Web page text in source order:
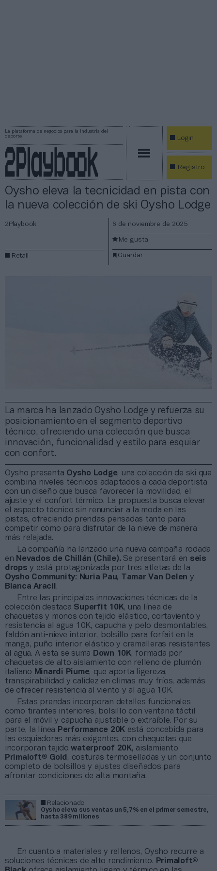
La plataforma de negocios para la industria del
deporte
Login
Registro
Oysho eleva la tecnicidad en pista con
la nueva colección de ski Oysho Lodge
La marca ha lanzado Oysho Lodge y refuerza su
posicionamiento en el segmento deportivo
técnico, ofreciendo una colección que busca
innovación, funcionalidad y estilo para esquiar
con confort.
2Playbook
Retail
6 de noviembre de 2025
Guardar
Me gusta
Oysho presenta Oysho Lodge, una colección de ski que
combina niveles técnicos adaptados a cada deportista
con un diseño que busca favorecer la movilidad, el
ajuste y el confort térmico. La propuesta busca elevar
el aspecto técnico sin renunciar a la moda en las
pistas, ofreciendo prendas pensadas tanto para
competir como para disfrutar de la nieve de manera
más relajada.
La compañía ha lanzado una nueva campaña rodada
en Nevados de Chillán (Chile). Se presentará en seis
drops y está protagonizada por tres atletas de la
Oysho Community: Nuria Pau, Tamar Van Delen y
Blanca Aracil .
Entre las principales innovaciones técnicas de la
colección destaca Superfit 10K, una línea de
chaquetas y monos con tejido elástico, cortaviento y
resistencia al agua 10K, capucha y pelo desmontables,
faldón anti-nieve interior, bolsillo para forfait en la
manga, puño interior elástico y cremalleras resistentes
al agua. A esta se suma Down 10K, formada por
chaquetas de alto aislamiento con relleno de plumón
italiano Minardi Piume, que aporta ligereza,
transpirabilidad y calidez en climas muy fríos, además
de ofrecer resistencia al viento y al agua 10K.
Estas prendas incorporan detalles funcionales
como tirantes interiores, bolsillo con ventana táctil
para el móvil y capucha ajustable o extraíble. Por su
parte, la línea Performance 20K está concebida para
las esquiadoras más exigentes, con chaquetas que
incorporan tejidowaterproof 20K, aislamiento
Primaloft® Gold , costuras termoselladas y un conjunto
completo de bolsillos y ajustes diseñados para
afrontar condiciones de alta montaña.
Relacionado
Oysho eleva sus ventas un 5,7% en el primer semestre,
hasta 389 millones
En cuanto a materiales y rellenos, Oysho recurre a
soluciones técnicas de alto rendimiento. Primaloft®